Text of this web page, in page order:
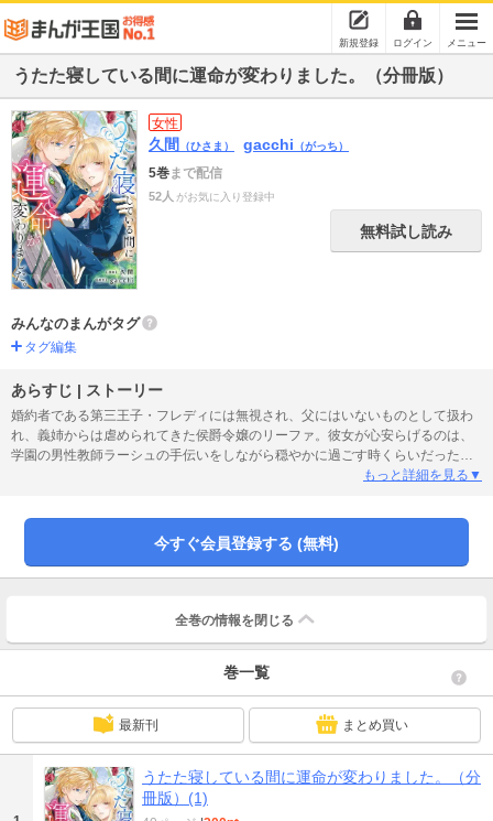
新規登録 ログイン メニュー
うたた寝している間に運命が変わりました。（分冊版）
女性
久間 （ひさま） gacchi （がっち）
5巻まで配信
52人 がお気に入り登録中
無料試し読み
みんなのまんがタグ
タグ編集
あらすじ | ストーリー
婚約者である第三王子・フレディには無視され、父にはいないものとして扱わ
れ、義姉からは虐められてきた侯爵令嬢のリーファ。彼女が心安らげるのは、
学園の男性教師ラーシュの手伝いをしながら穏やかに過ごす時くらいだった。
そんなある日、リーファは父から義姉がフレディの子を身ごもったため、婚約
ていた最中、突然キスされ「俺のものになれ」と言われてしまう。しかも、ラ
ーシュの正体は王弟で……!?
もっと詳細を見る▼
今すぐ会員登録する (無料)
全巻の情報を 閉じる
巻一覧
最新刊 まとめ買い
うたた寝している間に運命が変わりました。（分
冊版）(1)